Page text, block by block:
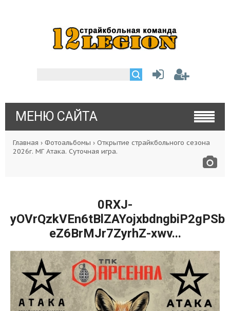
МЕНЮ САЙТА
Главная › Фотоальбомы › Открытие страйкбольного сезона
2026г. МГ Атака. Суточная игра.
0RXJ-
eZ6BrMJr7ZyrhZ-xwv...